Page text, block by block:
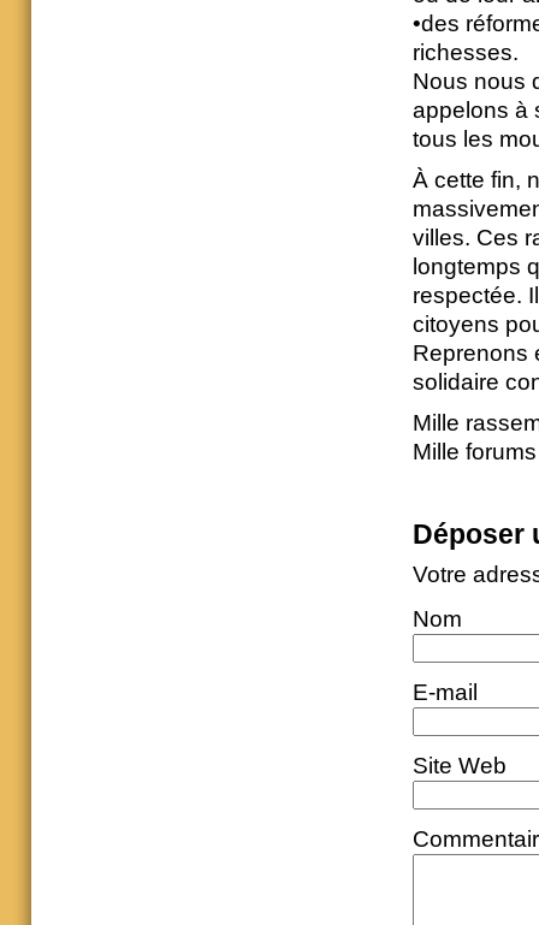
•des
richesses.
Nous nous
appelons à
tous les
À cette fin,
villes. Ces
longtemps
respectée.
citoyens
Reprenons
solidaire
Mille
Mille
Déposer
Votre
Nom
E-mail
Site Web